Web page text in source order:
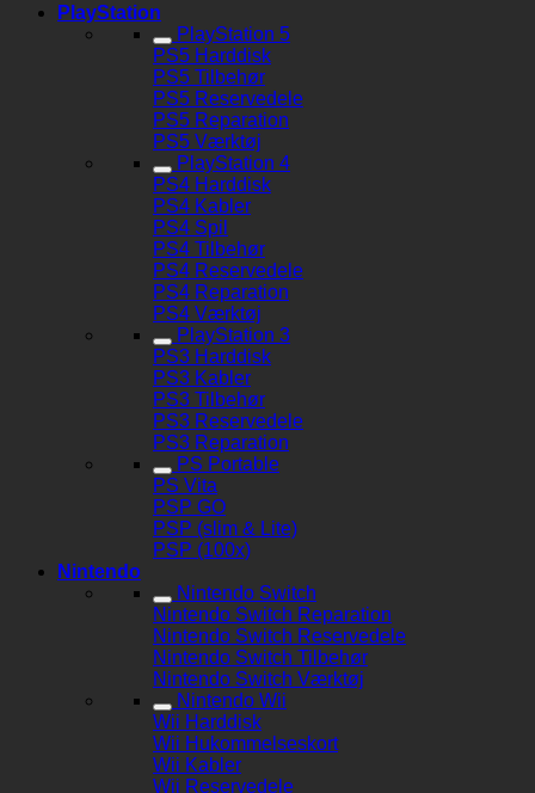
PlayStation
PlayStation 5
PS5 Harddisk
PS5 Tilbehør
PS5 Reservedele
PS5 Reparation
PS5 Værktøj
PlayStation 4
PS4 Harddisk
PS4 Kabler
PS4 Spil
PS4 Tilbehør
PS4 Reservedele
PS4 Reparation
PS4 Værktøj
PlayStation 3
PS3 Harddisk
PS3 Kabler
PS3 Tilbehør
PS3 Reservedele
PS3 Reparation
PS Portable
PS Vita
PSP GO
PSP (slim & Lite)
PSP (100x)
Nintendo
Nintendo Switch
Nintendo Switch Reparation
Nintendo Switch Reservedele
Nintendo Switch Tilbehør
Nintendo Switch Værktøj
Nintendo Wii
Wii Harddisk
Wii Hukommelseskort
Wii Kabler
Wii Reservedele